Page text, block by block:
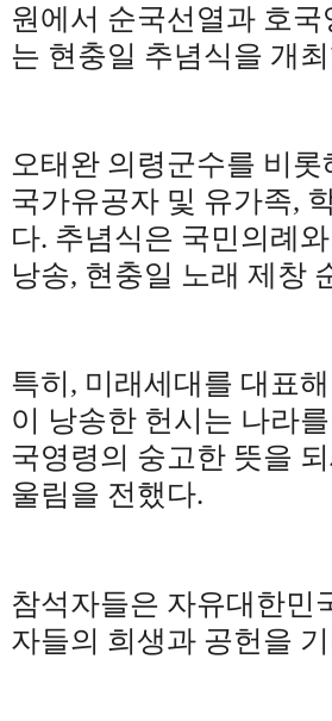
원에서 순국선열과 호
는 현충일 추념식을 개
오태완 의령군수를 비
국가유공자 및 유가족,
다. 추념식은 국민의례
낭송, 현충일 노래 제창
특히 , 미래세대를 대표
이 낭송한 헌시는 나라
국영령의 숭고한 뜻을
울림을 전했다.
참석자들은 자유대한민
자들의 희생과 공헌을